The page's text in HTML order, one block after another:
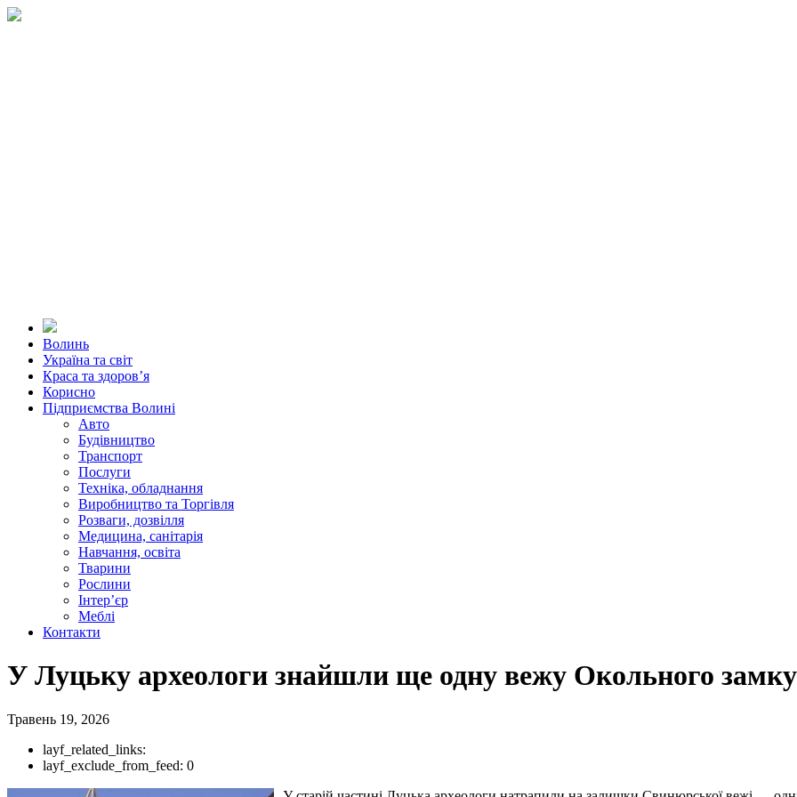
Волинь
Україна та світ
Краса та здоров’я
Корисно
Підприємства Волині
Авто
Будівництво
Транспорт
Послуги
Техніка, обладнання
Виробництво та Торгівля
Розваги, дозвілля
Медицина, санітарія
Навчання, освіта
Тварини
Рослини
Інтер’єр
Меблі
Контакти
У Луцьку археологи знайшли ще одну вежу Окольного замку
Травень 19, 2026
layf_related_links:
layf_exclude_from_feed: 0